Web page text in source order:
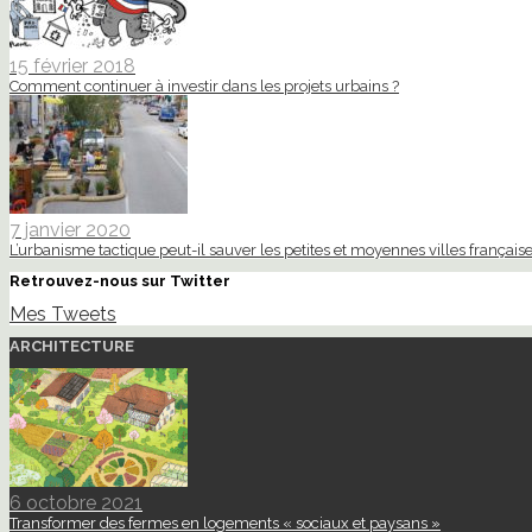
15 février 2018
Comment continuer à investir dans les projets urbains ?
7 janvier 2020
L’urbanisme tactique peut-il sauver les petites et moyennes villes
Retrouvez-nous sur Twitter
Mes Tweets
ARCHITECTURE
6 octobre 2021
Transformer des fermes en logements « sociaux et paysans »